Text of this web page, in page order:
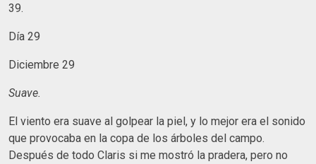
39.
Día 29
Diciembre 29
Suave.
El viento era suave al golpear la piel, y lo mejor era el sonido
que provocaba en la copa de los árboles del campo.
Después de todo Claris si me mostró la pradera, pero no